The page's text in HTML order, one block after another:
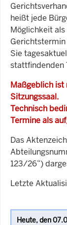
heißt jede
Möglichkeit
Sie
stattfindenden
Maßgeblich ist
Sitzungssaal.
Technisch
Termine als
Das
123/26”)
Letzte